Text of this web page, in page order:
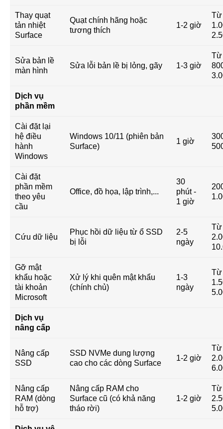
Thay quạt
tản nhiệt
Surface
Quạt chính hãng hoặc
tương thích
1-2 giờ
Từ
Sửa bản lề
màn hình
Sửa lỗi bản lề bị lỏng, gãy 1-3 giờ
Từ
Dịch vụ
phần mềm
Cài đặt lại
hệ điều
hành
Windows
Windows 10/11 (phiên bản
Surface)
1 giờ
Cài đặt
phần mềm
theo yêu
cầu
Office, đồ họa, lập trình,...
30
phút -
1 giờ
Cứu dữ liệu
Phục hồi dữ liệu từ ổ SSD
bị lỗi
2-5
ngày
Từ
Gỡ mật
khẩu hoặc
tài khoản
Microsoft
Xử lý khi quên mật khẩu
(chính chủ)
1-3
ngày
Từ
Dịch vụ
nâng cấp
Nâng cấp
SSD
SSD NVMe dung lượng
cao cho các dòng Surface
1-2 giờ
Từ
Nâng cấp
RAM (dòng
hỗ trợ)
Nâng cấp RAM cho
Surface cũ (có khả năng
tháo rời)
1-2 giờ
Từ